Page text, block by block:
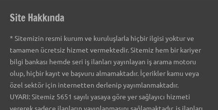
Site Hakkında
* Sitemizin resmi kurum ve kuruluşlarla hiçbir ilgisi yoktur ve
tamamen ücretsiz hizmet vermektedir. Sitemiz hem bir kariyer
bilgi bankası hemde seri iş ilanları yayınlayan iş arama motoru
olup, hiçbir kayıt ve başvuru almamaktadır. İçerikler kamu veya
özel sektör için internetten derlenip yayımlanmaktadır.
UYARI: Sitemiz 5651 sayılı yasaya göre yer sağlayıcı hizmeti
vererek sadece ilanların yayınlanmasını sağlamaktadır. iş ilanları